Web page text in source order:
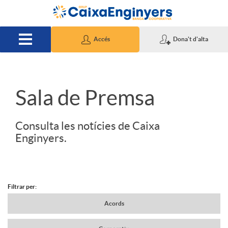
Salta al contingut principal
Accés Dona't d'alta
S
d
Sala de Premsa
Consulta les notícies de Caixa
Enginyers.
N
Filtrar per:
Acords